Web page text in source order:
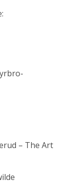
– The Art